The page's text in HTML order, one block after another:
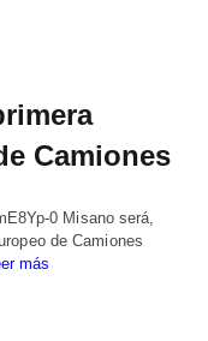
Camiones
0 Misano será,
de Camiones
más